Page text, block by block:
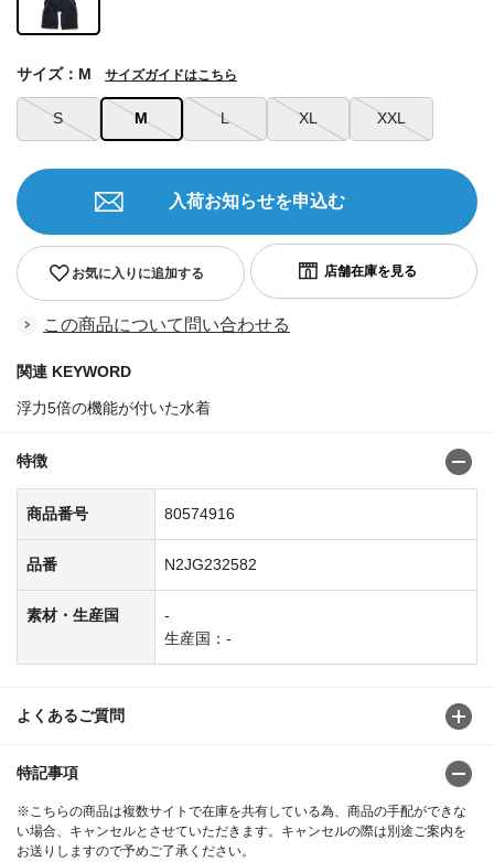
S M L XL XXL
サイズ：M サイズガイドはこちら
お気に入りに追加する
入荷お知らせを申込む
この商品について問い合わせる
関連 KEYWORD
浮力5倍の機能が付いた水着
特徴
商品番号 80574916
品番 N2JG232582
素材・生産国
-
生産国：-
よくあるご質問
特記事項
※こちらの商品は複数サイトで在庫を共有している為、商品の手配ができな
い場合、キャンセルとさせていただきます。キャンセルの際は別途ご案内を
お送りしますので予めご了承ください。